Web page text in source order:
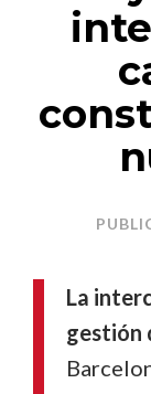
La
gestión